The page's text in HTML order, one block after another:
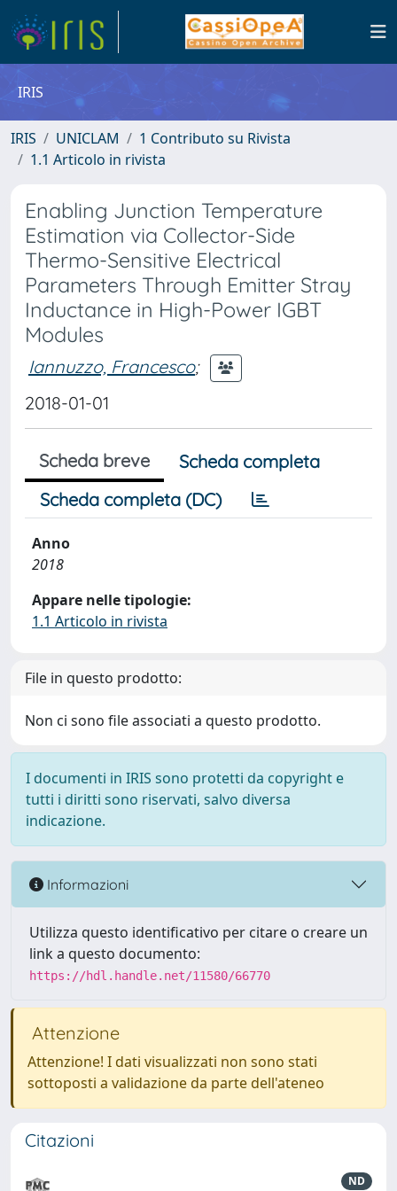
IRIS
IRIS UNICLAM
1 Contributo su Rivista
1.1 Articolo in rivista
Enabling Junction Temperature
Estimation via Collector-Side
Thermo-Sensitive Electrical
Parameters Through Emitter Stray
Inductance in High-Power IGBT
Modules
Iannuzzo, Francesco;
2018-01-01
Scheda breve
Scheda completa
Scheda completa (DC)
Anno
2018
Appare nelle tipologie:
1.1 Articolo in rivista
File in questo prodotto:
Non ci sono file associati a questo prodotto.
I documenti in IRIS sono protetti da copyright e
tutti i diritti sono riservati, salvo diversa
indicazione.
Informazioni
Utilizza questo identificativo per citare o creare un
link a questo documento:
https://hdl.handle.net/11580/66770
Attenzione
Attenzione! I dati visualizzati non sono stati
sottoposti a validazione da parte dell'ateneo
Citazioni
ND